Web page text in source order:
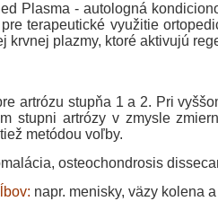
Plasma - autologná
terapeutické využitie
krvnej plazmy, ktoré aktivujú
artrózu stupňa 1 a 2. Pri
stupni artrózy v zmysle
metódou voľby.
osteochondrosis
napr. menisky, väzy kolena